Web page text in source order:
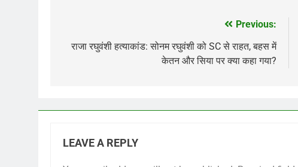
navigation
Previous:
राजा रघुवंशी हत्याकांड: सोनम रघुवंशी को SC से राहत, बहस में
केतन और सिया पर क्या कहा गया?
LEAVE A REPLY